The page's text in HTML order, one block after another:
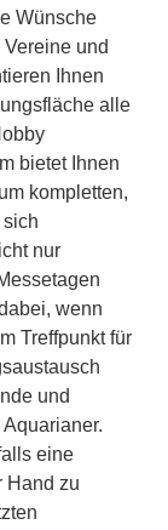
Wünsche
und
Ihnen
alle
bietet Ihnen
kompletten,
nur
wenn
Treffpunkt für
und
eine
Hand zu